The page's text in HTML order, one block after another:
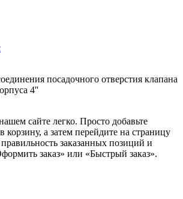
посадочного отверстия клапана
4''
сайте легко. Просто добавьте
а затем перейдите на страницу
заказанных позиций и
заказ» или «Быстрый заказ».